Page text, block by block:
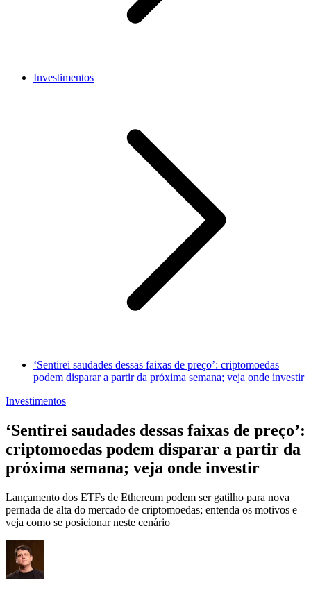
Investimentos
‘Sentirei saudades dessas faixas de preço’: criptomoedas
podem disparar a partir da próxima semana; veja onde investir
Investimentos
‘Sentirei saudades dessas faixas de preço’:
criptomoedas podem disparar a partir da
próxima semana; veja onde investir
Lançamento dos ETFs de Ethereum podem ser gatilho para nova
pernada de alta do mercado de criptomoedas; entenda os motivos e
veja como se posicionar neste cenário